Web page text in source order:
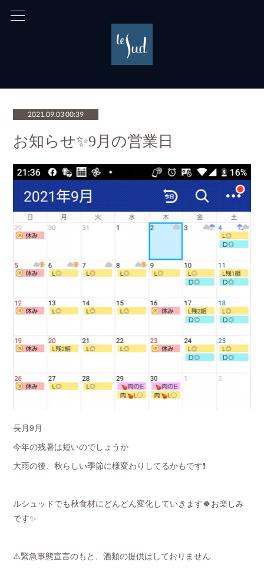
2021.09.03 00:39
お知らせ✨9月の営業日
長月9月
今年の残暑は短いのでしょうか
大雨の後、秋らしい季節に様変わりしてるかもです❗️
ルシュッドでも秋食材にどんどん変化していきます🍀お楽しみ
です✨
⚠️緊急事態宣言のもと、酒類の提供はしておりません